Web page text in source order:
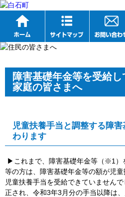
リンク集
障害基礎年金等を受給
家庭の皆さまへ
児童扶養手当と調整する障
わります
▶これまで、障害基礎年金等（※1）
等の方は、障害基礎年金等の額が児童
児童扶養手当を受給できていません
正され、令和3年3月分の手当以降は